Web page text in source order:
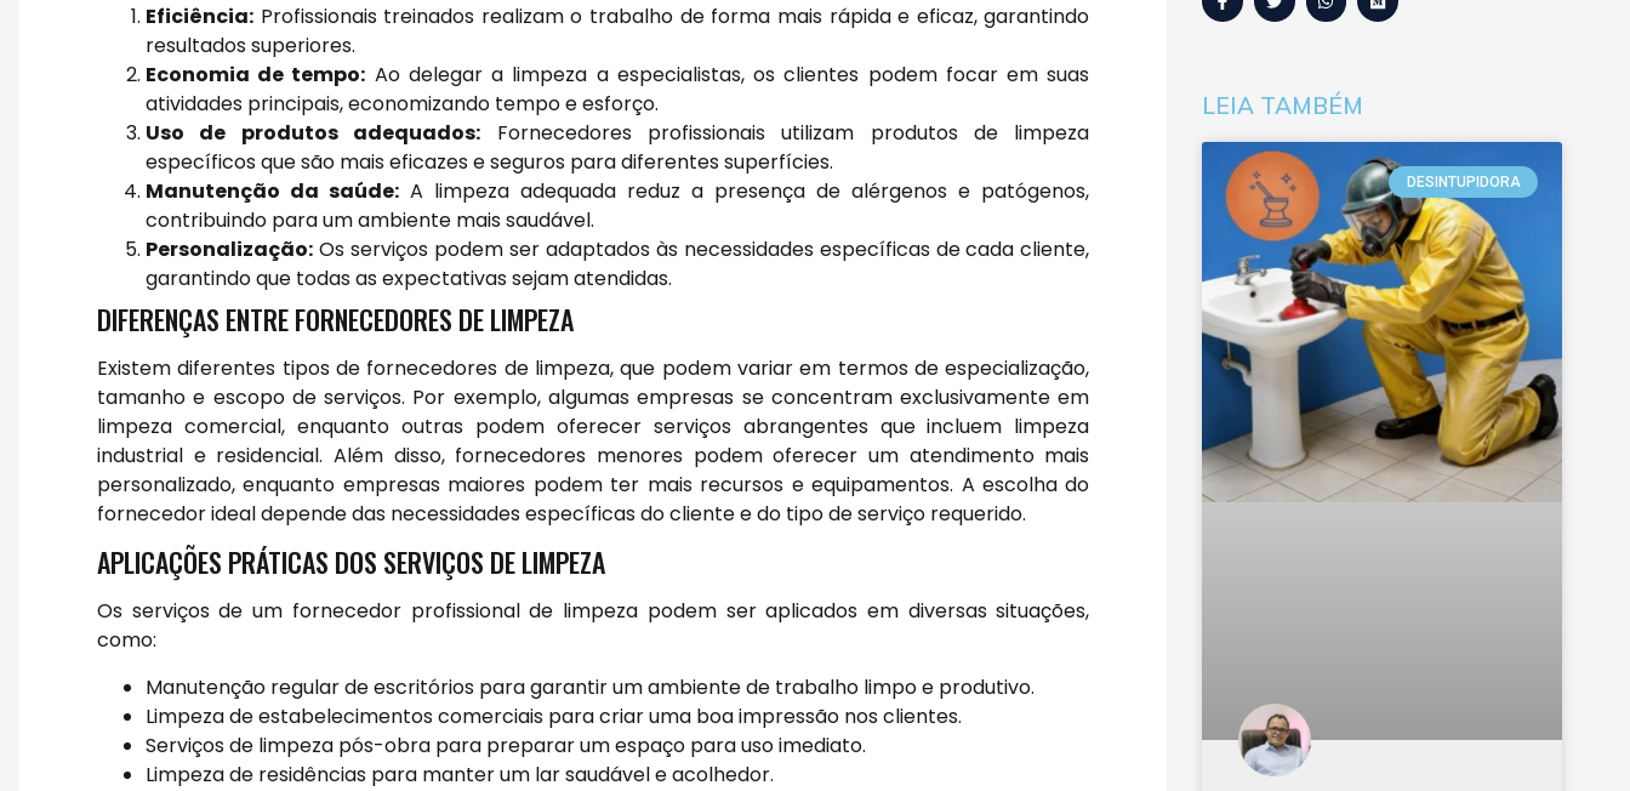
Eficiência: Profissionais treinados realizam o trabalho de forma mais rápida e eficaz, garantindo
resultados superiores.
Economia de tempo: Ao delegar a limpeza a especialistas, os clientes podem focar em suas
atividades principais, economizando tempo e esforço.
Uso de produtos adequados: Fornecedores profissionais utilizam produtos de limpeza
específicos que são mais eficazes e seguros para diferentes superfícies.
Manutenção da saúde: A limpeza adequada reduz a presença de alérgenos e patógenos,
contribuindo para um ambiente mais saudável.
Personalização: Os serviços podem ser adaptados às necessidades específicas de cada cliente,
garantindo que todas as expectativas sejam atendidas.
DIFERENÇAS ENTRE FORNECEDORES DE LIMPEZA
Existem diferentes tipos de fornecedores de limpeza, que podem variar em termos de especialização,
tamanho e escopo de serviços. Por exemplo, algumas empresas se concentram exclusivamente em
limpeza comercial, enquanto outras podem oferecer serviços abrangentes que incluem limpeza
industrial e residencial. Além disso, fornecedores menores podem oferecer um atendimento mais
personalizado, enquanto empresas maiores podem ter mais recursos e equipamentos. A escolha do
fornecedor ideal depende das necessidades específicas do cliente e do tipo de serviço requerido.
APLICAÇÕES PRÁTICAS DOS SERVIÇOS DE LIMPEZA
Os serviços de um fornecedor profissional de limpeza podem ser aplicados em diversas situações,
como:
Manutenção regular de escritórios para garantir um ambiente de trabalho limpo e produtivo.
Limpeza de estabelecimentos comerciais para criar uma boa impressão nos clientes.
Serviços de limpeza pós-obra para preparar um espaço para uso imediato.
Limpeza de residências para manter um lar saudável e acolhedor.
LEIA TAMBÉM
DESINTUPIDORA